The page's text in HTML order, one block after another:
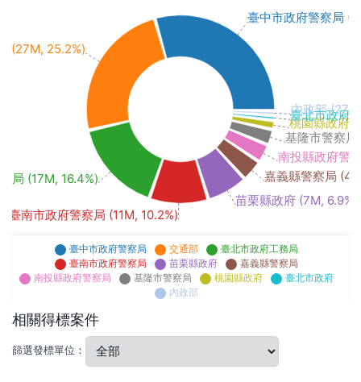
臺中市政府警察局
(27M, 25.2%)
局 (17M, 16.4%)
臺南市政府警察局 (11M, 10.2%)
苗栗縣政府 (7M, 6.9%)
嘉義縣警察局
南投縣政府警
基隆市警察
桃園縣政府
臺北市政府
內政部
臺中市政府警察局 交通部
臺北市政府工務局
臺南市政府警察局
苗栗縣政府
嘉義縣警察局
南投縣政府警察局
基隆市警察局 桃園縣政府
臺北市政府
內政部
相關得標案件
篩選發標單位：